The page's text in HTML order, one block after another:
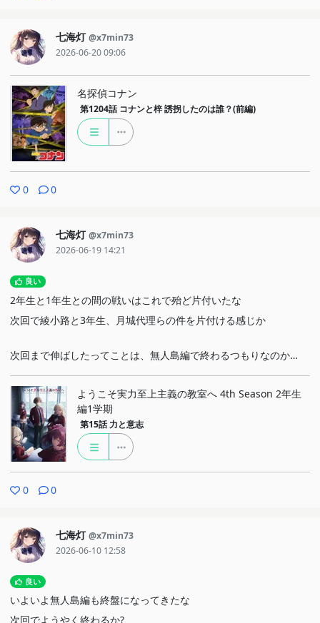
七海灯 @x7min73
2026-06-20 09:06
名探偵コナン
第1204話 コナンと梓 誘拐したのは誰？(前編)
0 0
七海灯 @x7min73
2026-06-19 14:21
良い
2年生と1年生との間の戦いはこれで殆ど片付いたな
次回で綾小路と3年生、月城代理らの件を片付ける感じか
次回まで伸ばしたってことは、無人島編で終わるつもりなのか…
ようこそ実力至上主義の教室へ 4th Season 2年生
編1学期
第15話 力と意志
0 0
七海灯 @x7min73
2026-06-10 12:58
良い
いよいよ無人島編も終盤になってきたな
次回でようやく終わるか?